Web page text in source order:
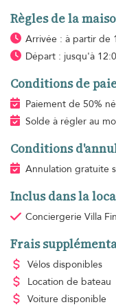
Règles de la
Arrivée : à partir de
Départ : jusqu'à
Conditions de
Paiement de 50%
Solde à régler au
Conditions
Annulation gratuite
Inclus dans la
Conciergerie Villa
Frais
Vélos disponibles
Location de bateau
Voiture disponible